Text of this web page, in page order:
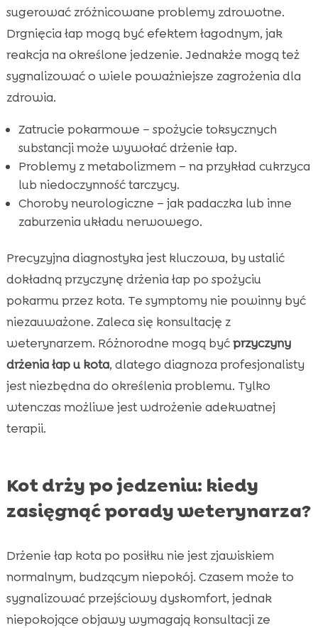
sugerować zróżnicowane problemy zdrowotne.
Drgnięcia łap mogą być efektem łagodnym, jak
reakcja na określone jedzenie. Jednakże mogą też
sygnalizować o wiele poważniejsze zagrożenia dla
zdrowia.
Zatrucie pokarmowe – spożycie toksycznych
substancji może wywołać drżenie łap.
Problemy z metabolizmem – na przykład cukrzyca
lub niedoczynność tarczycy.
Choroby neurologiczne – jak padaczka lub inne
zaburzenia układu nerwowego.
Precyzyjna diagnostyka jest kluczowa, by ustalić
dokładną przyczynę drżenia łap po spożyciu
pokarmu przez kota. Te symptomy nie powinny być
niezauważone. Zaleca się konsultację z
weterynarzem. Różnorodne mogą byćprzyczyny
drżenia łap u kota, dlatego diagnoza profesjonalisty
jest niezbędna do określenia problemu. Tylko
wtenczas możliwe jest wdrożenie adekwatnej
terapii.
Kot drży po jedzeniu: kiedy
zasięgnąć porady weterynarza?
Drżenie łap kota po posiłku nie jest zjawiskiem
normalnym, budzącym niepokój. Czasem może to
sygnalizować przejściowy dyskomfort, jednak
niepokojące objawy wymagają konsultacji ze